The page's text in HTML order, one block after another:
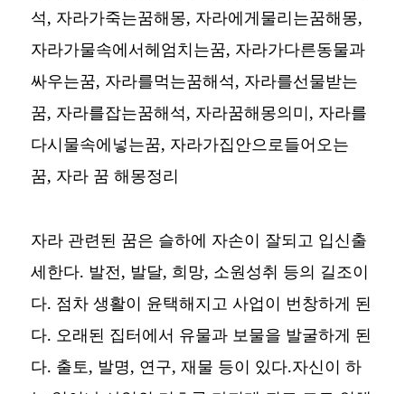
석, 자라가죽는꿈해몽, 자라에게물리는꿈해몽,
자라가물속에서헤엄치는꿈, 자라가다른동물과
싸우는꿈, 자라를먹는꿈해석, 자라를선물받는
꿈, 자라를잡는꿈해석, 자라꿈해몽의미, 자라를
다시물속에넣는꿈, 자라가집안으로들어오는
꿈, 자라 꿈 해몽정리
자라 관련된 꿈은 슬하에 자손이 잘되고 입신출
세한다. 발전, 발달, 희망, 소원성취 등의 길조이
다. 점차 생활이 윤택해지고 사업이 번창하게 된
다. 오래된 집터에서 유물과 보물을 발굴하게 된
다. 출토, 발명, 연구, 재물 등이 있다.자신이 하